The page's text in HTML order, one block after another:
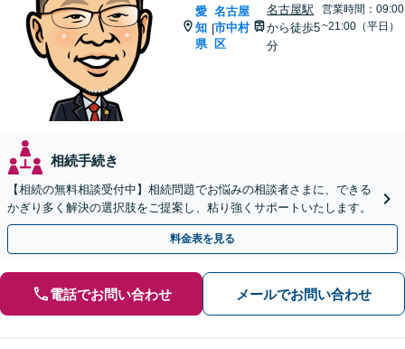
愛
知
県
|
名古屋
市中村
区
名古屋駅
から徒歩5
分
営業時間：09:00
~21:00（平日）
相続手続き
【相続の無料相談受付中】相続問題でお悩みの相談者さまに、できる
かぎり多く解決の選択肢をご提案し、粘り強くサポートいたします。
料金表を見る
電話でお問い合わせ メールでお問い合わせ